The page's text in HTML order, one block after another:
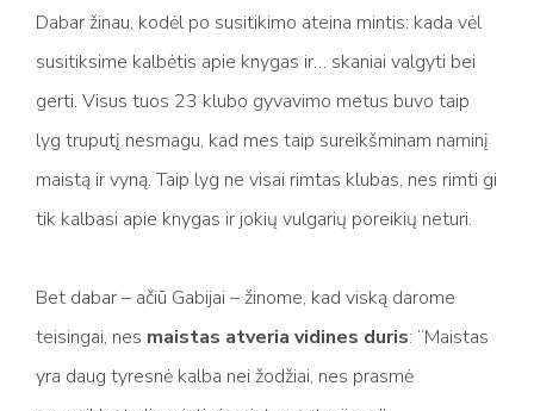
Dabar žinau, kodėl po susitikimo ateina mintis: kada vėl
susitiksime kalbėtis apie knygas ir… skaniai valgyti bei
gerti. Visus tuos 23 klubo gyvavimo metus buvo taip
lyg truputį nesmagu, kad mes taip sureikšminam naminį
maistą ir vyną. Taip lyg ne visai rimtas klubas, nes rimti gi
tik kalbasi apie knygas ir jokių vulgarių poreikių neturi.
Bet dabar – ačiū Gabijai – žinome, kad viską darome
teisingai, nes maistas atveria vidines duris: “Maistas
yra daug tyresnė kalba nei žodžiai, nes prasmė